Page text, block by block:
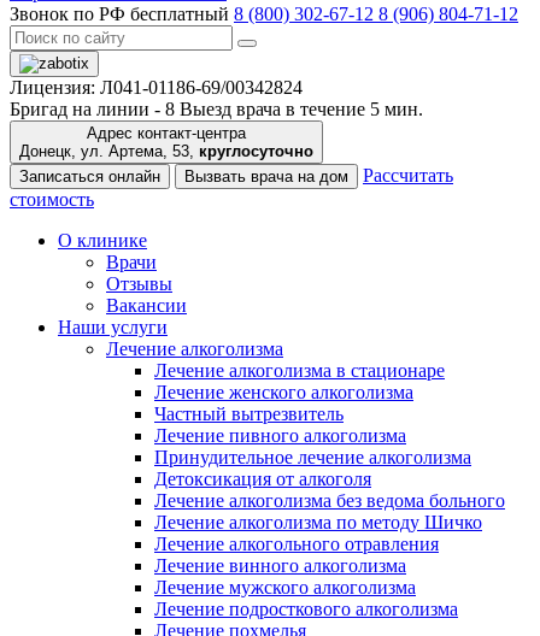
Звонок по РФ бесплатный 8 (800) 302-67-12 8 (906) 804-71-12
Лицензия: Л041-01186-69/00342824
Бригад на линии - 8 Выезд врача в течение 5 мин.
Адрес контакт-центра
Донецк, ул. Артема, 53, круглосуточно
Записаться онлайн
Вызвать врача на дом
Рассчитать
стоимость
О клинике
Врачи
Отзывы
Вакансии
Наши услуги
Лечение алкоголизма
Лечение алкоголизма в стационаре
Лечение женского алкоголизма
Частный вытрезвитель
Лечение пивного алкоголизма
Принудительное лечение алкоголизма
Детоксикация от алкоголя
Лечение алкоголизма без ведома больного
Лечение алкоголизма по методу Шичко
Лечение алкогольного отравления
Лечение винного алкоголизма
Лечение мужского алкоголизма
Лечение подросткового алкоголизма
Лечение похмелья